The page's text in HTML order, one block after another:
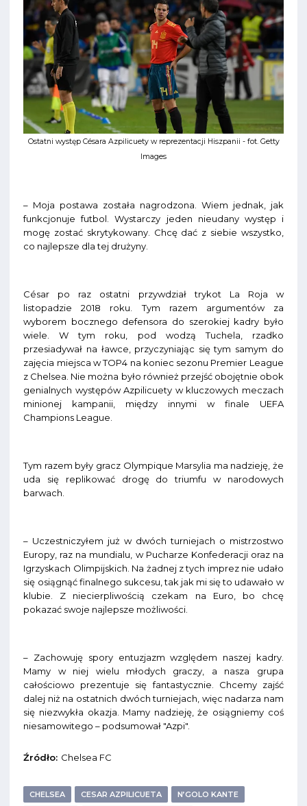
Ostatni występ Césara Azpilicuety w reprezentacji Hiszpanii - fot. Getty
Images
– Moja postawa została nagrodzona. Wiem jednak, jak
funkcjonuje futbol. Wystarczy jeden nieudany występ i
mogę zostać skrytykowany. Chcę dać z siebie wszystko,
co najlepsze dla tej drużyny.
César po raz ostatni przywdział trykot La Roja w
listopadzie 2018 roku. Tym razem argumentów za
wyborem bocznego defensora do szerokiej kadry było
wiele. W tym roku, pod wodzą Tuchela, rzadko
przesiadywał na ławce, przyczyniając się tym samym do
zajęcia miejsca w TOP4 na koniec sezonu Premier League
z Chelsea. Nie można było również przejść obojętnie obok
genialnych występów Azpilicuety w kluczowych meczach
minionej kampanii, między innymi w finale UEFA
Champions League.
Tym razem były gracz Olympique Marsylia ma nadzieję, że
uda się replikować drogę do triumfu w narodowych
barwach.
– Uczestniczyłem już w dwóch turniejach o mistrzostwo
Europy, raz na mundialu, w Pucharze Konfederacji oraz na
Igrzyskach Olimpijskich. Na żadnej z tych imprez nie udało
się osiągnąć finalnego sukcesu, tak jak mi się to udawało w
klubie. Z niecierpliwością czekam na Euro, bo chcę
pokazać swoje najlepsze możliwości.
– Zachowuję spory entuzjazm względem naszej kadry.
Mamy w niej wielu młodych graczy, a nasza grupa
całościowo prezentuje się fantastycznie. Chcemy zajść
dalej niż na ostatnich dwóch turniejach, więc nadarza nam
się niezwykła okazja. Mamy nadzieję, że osiągniemy coś
niesamowitego – podsumował "Azpi".
Źródło: Chelsea FC
CHELSEA CESAR AZPILICUETA N’GOLO KANTE